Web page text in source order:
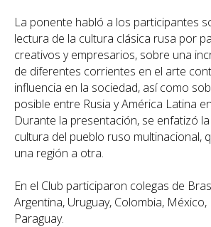
La ponente habló a los participantes
lectura de la cultura clásica rusa por
creativos y empresarios, sobre una
de diferentes corrientes en el arte
influencia en la sociedad, así como
posible entre Rusia y América Latina
Durante la presentación, se enfatizó
cultura del pueblo ruso multinacional,
una región a otra.
En el Club participaron colegas de
Argentina, Uruguay, Colombia, México,
Paraguay.